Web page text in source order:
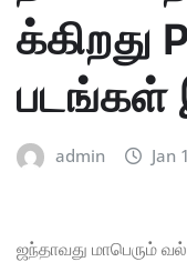
க்கிறது
படங்கள்
admin Jan
ஜந்தாவது மாபெரும்